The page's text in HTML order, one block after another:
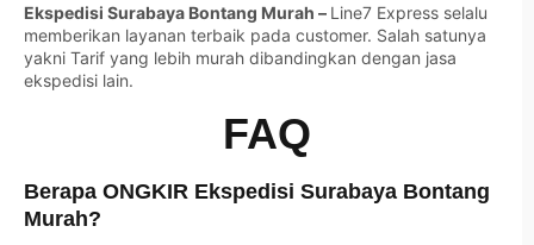
Ekspedisi Surabaya Bontang Murah – Line7 Express selalu
memberikan layanan terbaik pada customer. Salah satunya
yakni Tarif yang lebih murah dibandingkan dengan jasa
ekspedisi lain.
FAQ
Berapa ONGKIR Ekspedisi Surabaya Bontang
Murah?